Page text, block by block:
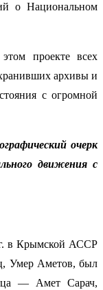
о Национальном
проекте всех
архивы и
с огромной
очерк
движения с
г. в Крымской АССР
Умер Аметов, был
— Амет Сарач,